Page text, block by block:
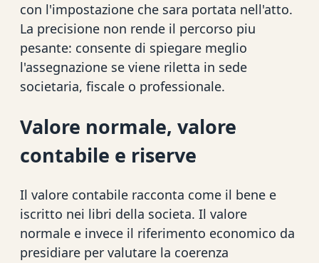
con l'impostazione che sara portata nell'atto.
La precisione non rende il percorso piu
pesante: consente di spiegare meglio
l'assegnazione se viene riletta in sede
societaria, fiscale o professionale.
Valore normale, valore
contabile e riserve
Il valore contabile racconta come il bene e
iscritto nei libri della societa. Il valore
normale e invece il riferimento economico da
presidiare per valutare la coerenza